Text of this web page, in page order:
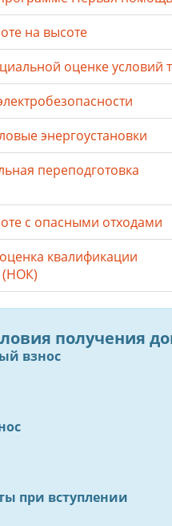
на высоте
оценке условий
энергоустановки
переподготовка
с опасными отходами
квалификации
(НОК)
получения
взнос
при вступлении